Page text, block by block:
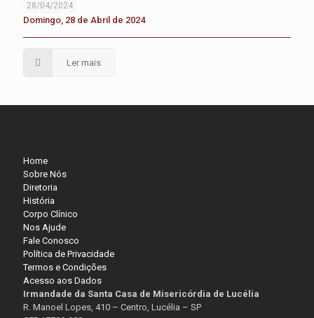
28/04/2024
Domingo, 28 de Abril de 2024
Ler mais
Home
Sobre Nós
Diretoria
História
Corpo Clínico
Nos Ajude
Fale Conosco
Política de Privacidade
Termos e Condições
Acesso aos Dados
Irmandade da Santa Casa de Misericórdia de Lucélia
R. Manoel Lopes, 410 – Centro, Lucélia – SP